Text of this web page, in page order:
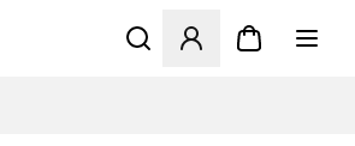
Åbner en Modal til at